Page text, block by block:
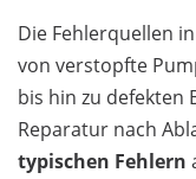
Die Fehlerquellen
von verstopfte
bis hin zu defekten
Reparatur nach
typischen Fehlern